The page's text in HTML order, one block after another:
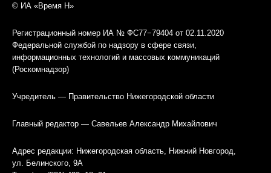
© ИА «Время Н»
Регистрационный номер ИА № ФС77−79404 от 02.11.2020
Федеральной службой по надзору в сфере связи,
информационных технологий и массовых коммуникаций
(Роскомнадзор)
Учредитель — Правительство Нижегородской области
Главный редактор — Савельев Александр Михайлович
Адрес редакции: Нижегородская область, Нижний Новгород,
ул. Белинского, 9А